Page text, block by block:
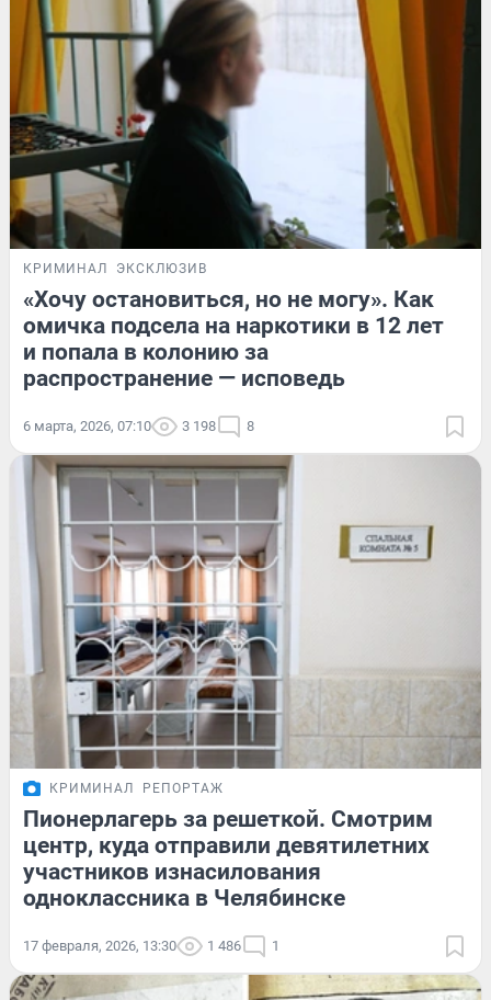
КРИМИНАЛ ЭКСКЛЮЗИВ
«Хочу остановиться, но не могу». Как
омичка подсела на наркотики в 12 лет
и попала в колонию за
распространение — исповедь
6 марта, 2026, 07:10 3 198 8
КРИМИНАЛ РЕПОРТАЖ
Пионерлагерь за решеткой. Смотрим
центр, куда отправили девятилетних
участников изнасилования
одноклассника в Челябинске
17 февраля, 2026, 13:30 1 486 1